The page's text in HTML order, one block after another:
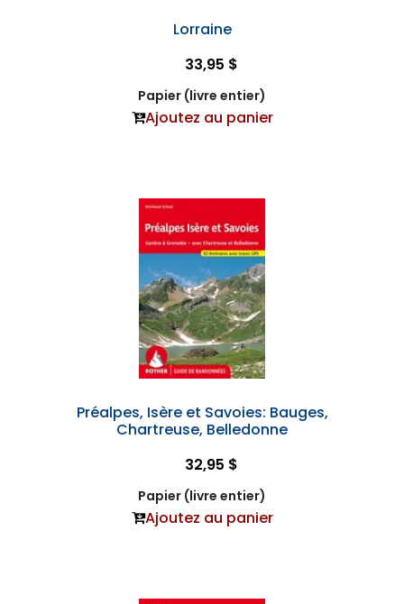
Lorraine
33,95 $
Papier (livre entier)
Ajoutez au panier
Préalpes, Isère et Savoies: Bauges,
Chartreuse, Belledonne
32,95 $
Papier (livre entier)
Ajoutez au panier